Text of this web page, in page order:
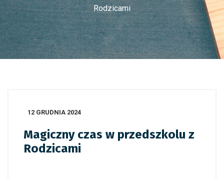
Rodzicami
12 GRUDNIA 2024
Magiczny czas w przedszkolu z
Rodzicami